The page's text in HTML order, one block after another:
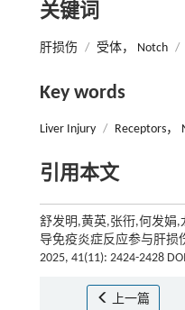
关键词
肝损伤 / 受体， Notch /
Key words
Liver Injury / Receptors，
引用本文
舒发明,黄英,张衎,何发娟,
导免疫炎症反应参与肝损
2025, 41(11): 2424-2428
上一篇